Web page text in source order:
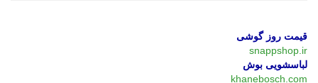
قیمت روز گوشی
snappshop.ir
لباسشویی بوش
khanebosch.com